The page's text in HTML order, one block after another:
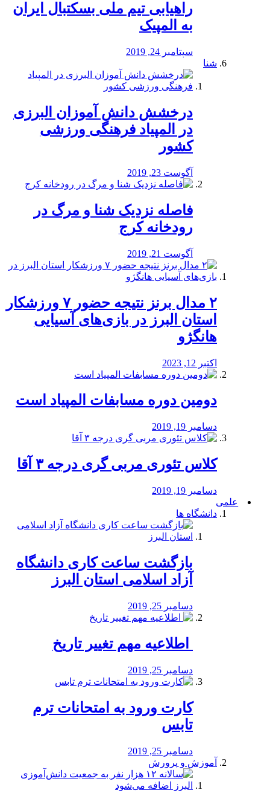
راهیابی تیم ملی بسکتبال ایران
به المپیک
سپتامبر 24, 2019
شنا
درخشش دانش آموزان البرزی
در المپیاد فرهنگی ورزشی
کشور
آگوست 23, 2019
️فاصله نزدیک شنا و مرگ در
رودخانه کرج
آگوست 21, 2019
۲ مدال برنز نتیجه حضور ۷ ورزشکار
استان البرز در بازی‌های آسیایی
هانگژو
اکتبر 12, 2023
دومین دوره مسابفات المپیاد است
دسامبر 19, 2019
کلاس تئوری مربی گری درجه ۳ آقا
دسامبر 19, 2019
علمی
دانشگاه ها
بازگشت ساعت کاری دانشگاه
آزاد اسلامی استان البرز
دسامبر 25, 2019
️ اطلاعیه مهم تغییر تاریخ
دسامبر 25, 2019
کارت ورود به امتحانات ترم
تابس
دسامبر 25, 2019
آموزش و پرورش